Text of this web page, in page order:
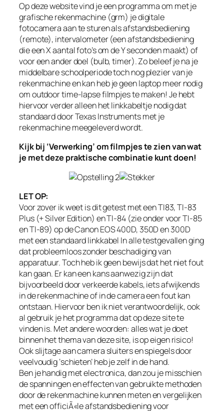
Op deze website vind je een programma om met je
grafische rekenmachine (grm) je digitale
fotocamera aan te sturen als afstandsbediening
(remote), intervalometer (een afstandsbediening
die een X aantal foto’s om de Y seconden maakt) of
voor een ander doel (bulb, timer). Zo beleef je na je
middelbare schoolperiode toch nog plezier van je
rekenmachine en kan heb je geen laptop meer nodig
om outdoor time-lapse filmpjes te maken! Je hebt
hiervoor verder alleen het linkkabeltje nodig dat
standaard door Texas Instruments met je
rekenmachine meegeleverd wordt.
Kijk bij ‘Verwerking’ om filmpjes te zien van wat
je met deze praktische combinatie kunt doen!
LET OP:
Voor zover ik weet is dit getest met een TI83, TI-83
Plus (+ Silver Edition) en TI-84 (zie onder voor TI-85
en TI-89) op de Canon EOS 400D, 350D en 300D
met een standaard linkkabel In alle testgevallen ging
dat probleemloos zonder beschadiging van
apparatuur. Toch heb ik geen bewijs dat het niet fout
kan gaan. Er kan een kans aanwezig zijn dat
bijvoorbeeld door verkeerde kabels, iets afwijkends
in de rekenmachine of in de camera een fout kan
ontstaan. Hiervoor ben ik niet verantwoordelijk, ook
al gebruik je het programma dat op deze site te
vinden is. Met andere woorden: alles wat je doet
binnen het thema van deze site, is op eigen risico!
Ook slijtage aan camera sluiters en spiegels door
veelvoudig ‘schieten’ heb je zelf in de hand.
Ben je handig met electronica, dan zou je misschien
de spanningen en effecten van gebruikte methoden
door de rekenmachine kunnen meten en vergelijken
met een officiÃ«le afstandsbediening voor